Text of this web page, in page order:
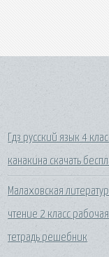
Гдз русский язык 4
канакина скачать
Малаховская
чтение 2 класс рабочая
тетрадь решебник